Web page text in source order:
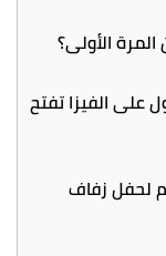
الأولى؟
للحصول على الفيزا تفتح
لحفل زفاف